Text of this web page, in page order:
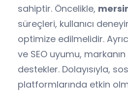
sahiptir. Öncelikle,
süreçleri, kullanıcı
optimize edilmelidir.
ve SEO uyumu,
destekler. Dolayısıyla,
platformlarında etkin